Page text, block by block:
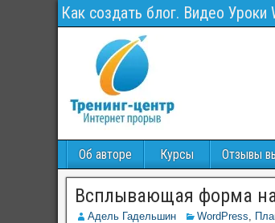
Как создать блог. Видео Уроки
Об авторе Курсы Отзывы
Всплывающая форма
Адель Гадельшин WordPress,